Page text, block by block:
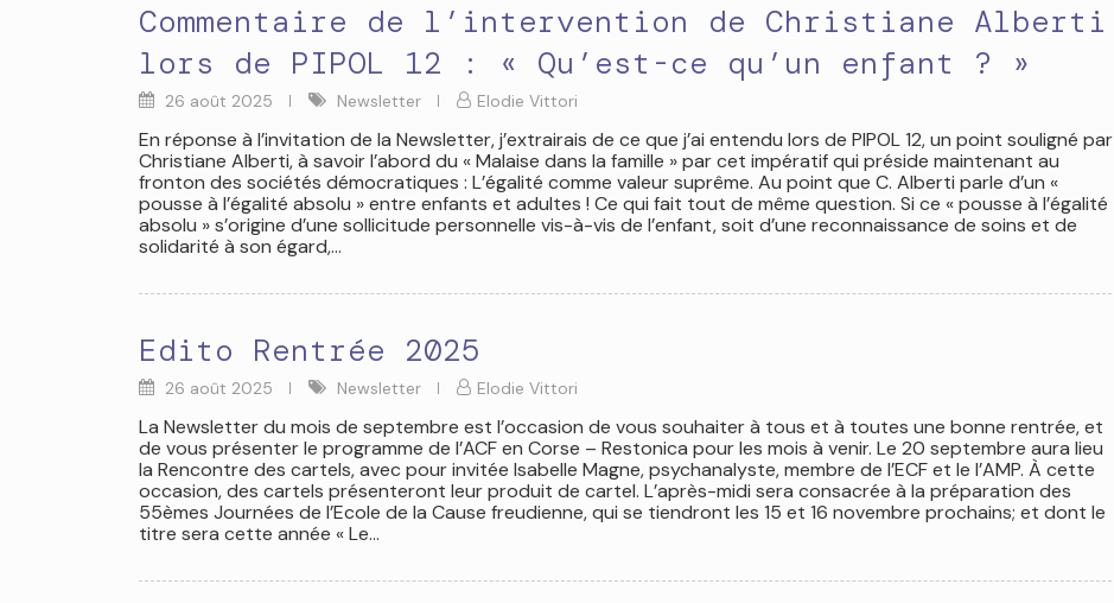
Commentaire de l’intervention de Christiane Alberti
lors de PIPOL 12 : « Qu’est-ce qu’un enfant ? »
26 août 2025 Newsletter Elodie Vittori
En réponse à l’invitation de la Newsletter, j’extrairais de ce que j’ai entendu lors de PIPOL 12, un point souligné par
Christiane Alberti, à savoir l’abord du « Malaise dans la famille » par cet impératif qui préside maintenant au
fronton des sociétés démocratiques : L’égalité comme valeur suprême. Au point que C. Alberti parle d’un «
pousse à l’égalité absolu » entre enfants et adultes ! Ce qui fait tout de même question. Si ce « pousse à l’égalité
absolu » s’origine d’une sollicitude personnelle vis-à-vis de l’enfant, soit d’une reconnaissance de soins et de
solidarité à son égard,…
Edito Rentrée 2025
26 août 2025 Newsletter Elodie Vittori
La Newsletter du mois de septembre est l’occasion de vous souhaiter à tous et à toutes une bonne rentrée, et
de vous présenter le programme de l’ACF en Corse – Restonica pour les mois à venir. Le 20 septembre aura lieu
la Rencontre des cartels, avec pour invitée Isabelle Magne, psychanalyste, membre de l’ECF et le l’AMP. À cette
occasion, des cartels présenteront leur produit de cartel. L’après-midi sera consacrée à la préparation des
55èmes Journées de l’Ecole de la Cause freudienne, qui se tiendront les 15 et 16 novembre prochains; et dont le
titre sera cette année « Le…